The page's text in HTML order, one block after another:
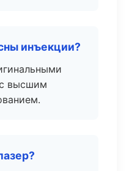
инъекции?
высшим